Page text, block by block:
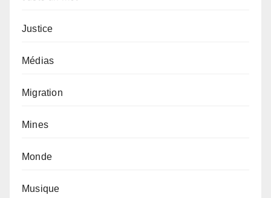
Justice
Médias
Migration
Mines
Monde
Musique